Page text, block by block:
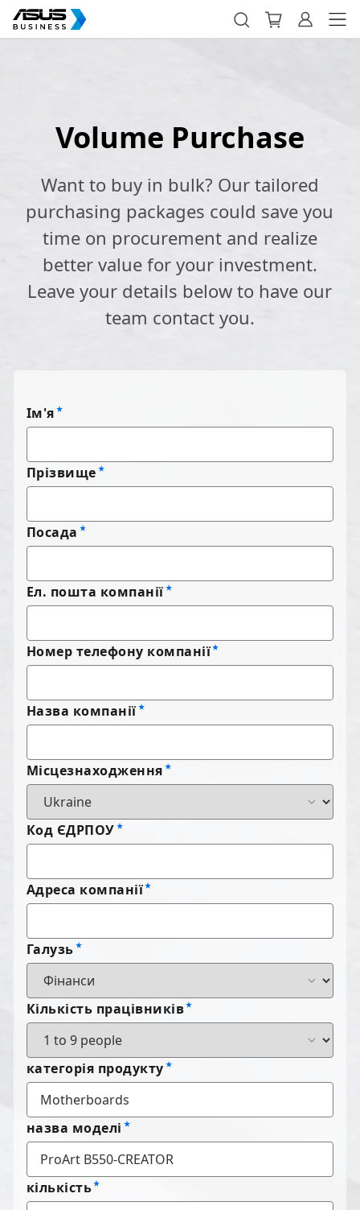
Volume Purchase
Want to buy in bulk? Our tailored
purchasing packages could save you
time on procurement and realize
better value for your investment.
Leave your details below to have our
team contact you.
Ім'я
Прізвище
Посада
Ел. пошта компанії
Номер телефону компанії
Назва компанії
Місцезнаходження
Код ЄДРПОУ
Адреса компанії
Галузь
Кількість працівників
категорія продукту
назва моделі
кількість